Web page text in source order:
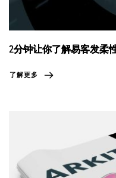
2分钟让你了解易客发柔
了解更多